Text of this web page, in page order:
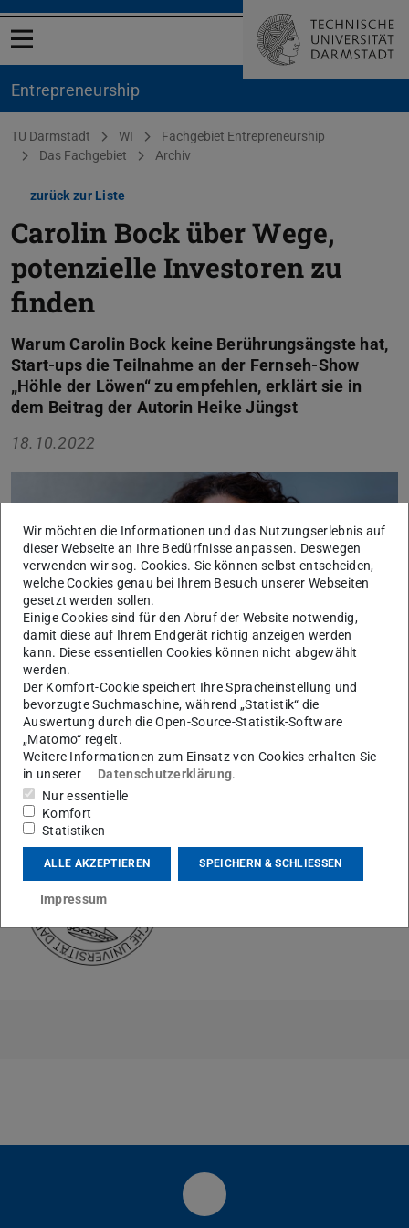
Menü öffnen
Entrepreneurship
Sie befinden sich hier:
TU Darmstadt WI
Fachgebiet Entrepreneurship
Das Fachgebiet
Archiv
zurück zur Liste
Carolin Bock über Wege,
potenzielle Investoren zu
finden
Warum Carolin Bock keine Berührungsängste hat,
Start-ups die Teilnahme an der Fernseh-Show
„Höhle der Löwen“ zu empfehlen, erklärt sie in
dem Beitrag der Autorin Heike Jüngst
18.10.2022
Professorin Carolin Bock über den perfekten Start-up-
Pitch
Facebook
Wir möchten die Informationen und das Nutzungserlebnis auf
dieser Webseite an Ihre Bedürfnisse anpassen. Deswegen
verwenden wir sog. Cookies. Sie können selbst entscheiden,
welche Cookies genau bei Ihrem Besuch unserer Webseiten
gesetzt werden sollen.
Einige Cookies sind für den Abruf der Website notwendig,
damit diese auf Ihrem Endgerät richtig anzeigen werden
kann. Diese essentiellen Cookies können nicht abgewählt
werden.
Der Komfort-Cookie speichert Ihre Spracheinstellung und
bevorzugte Suchmaschine, während „Statistik“ die
Auswertung durch die Open-Source-Statistik-Software
„Matomo“ regelt.
Weitere Informationen zum Einsatz von Cookies erhalten Sie
in unserer
Datenschutzerklärung.
Nur essentielle
Komfort
Statistiken
ALLE AKZEPTIEREN SPEICHERN & SCHLIESSEN
Impressum